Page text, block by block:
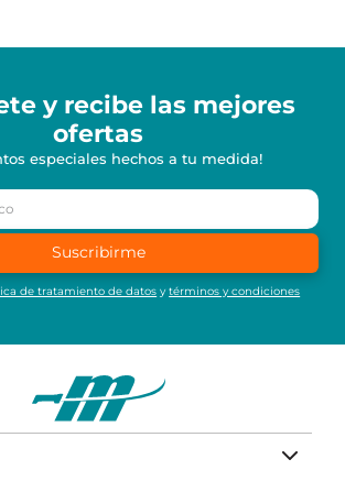
y recibe las mejores
ofertas
especiales hechos a tu medida!
Suscribirme
de tratamiento de datos ytérminos y condiciones